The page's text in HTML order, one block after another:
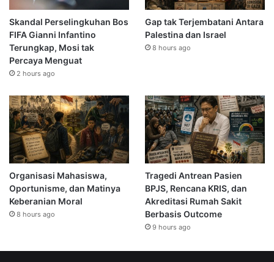
Skandal Perselingkuhan Bos
FIFA Gianni Infantino
Terungkap, Mosi tak
Percaya Menguat
2 hours ago
Gap tak Terjembatani Antara
Palestina dan Israel
8 hours ago
Organisasi Mahasiswa,
Oportunisme, dan Matinya
Keberanian Moral
8 hours ago
Tragedi Antrean Pasien
BPJS, Rencana KRIS, dan
Akreditasi Rumah Sakit
Berbasis Outcome
9 hours ago